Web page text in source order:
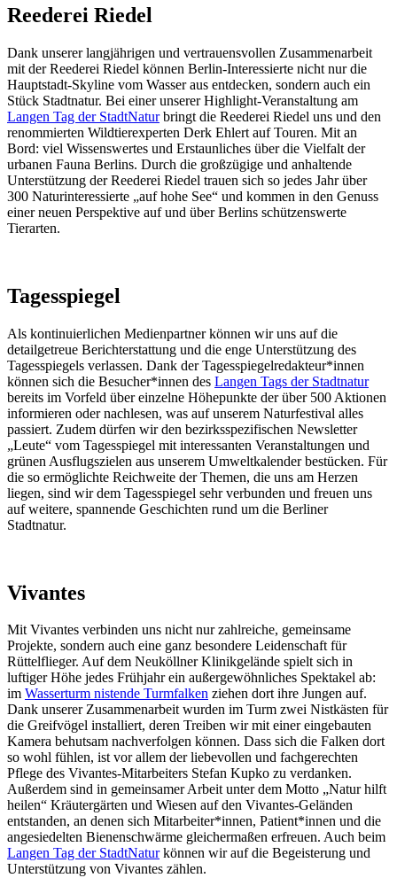
Reederei Riedel
Dank unserer langjährigen und vertrauensvollen Zusammenarbeit
mit der Reederei Riedel können Berlin-Interessierte nicht nur die
Hauptstadt-Skyline vom Wasser aus entdecken, sondern auch ein
Stück Stadtnatur. Bei einer unserer Highlight-Veranstaltung am
Langen Tag der StadtNaturbringt die Reederei Riedel uns und den
renommierten Wildtierexperten Derk Ehlert auf Touren. Mit an
Bord: viel Wissenswertes und Erstaunliches über die Vielfalt der
urbanen Fauna Berlins. Durch die großzügige und anhaltende
Unterstützung der Reederei Riedel trauen sich so jedes Jahr über
300 Naturinteressierte „auf hohe See“ und kommen in den Genuss
einer neuen Perspektive auf und über Berlins schützenswerte
Tierarten.
Tagesspiegel
Als kontinuierlichen Medienpartner können wir uns auf die
detailgetreue Berichterstattung und die enge Unterstützung des
Tagesspiegels verlassen. Dank der Tagesspiegelredakteur*innen
können sich die Besucher*innen des Langen Tags der Stadtnatur
bereits im Vorfeld über einzelne Höhepunkte der über 500 Aktionen
informieren oder nachlesen, was auf unserem Naturfestival alles
passiert. Zudem dürfen wir den bezirksspezifischen Newsletter
„Leute“ vom Tagesspiegel mit interessanten Veranstaltungen und
grünen Ausflugszielen aus unserem Umweltkalender bestücken. Für
die so ermöglichte Reichweite der Themen, die uns am Herzen
liegen, sind wir dem Tagesspiegel sehr verbunden und freuen uns
auf weitere, spannende Geschichten rund um die Berliner
Stadtnatur.
Vivantes
Mit Vivantes verbinden uns nicht nur zahlreiche, gemeinsame
Projekte, sondern auch eine ganz besondere Leidenschaft für
Rüttelflieger. Auf dem Neuköllner Klinikgelände spielt sich in
luftiger Höhe jedes Frühjahr ein außergewöhnliches Spektakel ab:
im Wasserturm nistende Turmfalken ziehen dort ihre Jungen auf.
Dank unserer Zusammenarbeit wurden im Turm zwei Nistkästen für
die Greifvögel installiert, deren Treiben wir mit einer eingebauten
Kamera behutsam nachverfolgen können. Dass sich die Falken dort
so wohl fühlen, ist vor allem der liebevollen und fachgerechten
Pflege des Vivantes-Mitarbeiters Stefan Kupko zu verdanken.
Außerdem sind in gemeinsamer Arbeit unter dem Motto „Natur hilft
heilen“ Kräutergärten und Wiesen auf den Vivantes-Geländen
entstanden, an denen sich Mitarbeiter*innen, Patient*innen und die
angesiedelten Bienenschwärme gleichermaßen erfreuen. Auch beim
Langen Tag der StadtNaturkönnen wir auf die Begeisterung und
Unterstützung von Vivantes zählen.